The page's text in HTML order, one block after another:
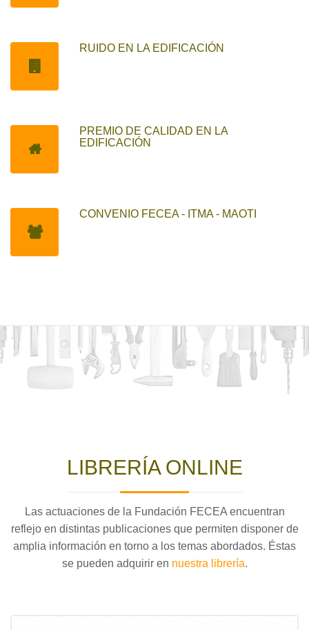
RUIDO EN LA EDIFICACIÓN
PREMIO DE CALIDAD EN LA
EDIFICACIÓN
CONVENIO FECEA - ITMA - MAOTI
LIBRERÍA ONLINE
Las actuaciones de la Fundación FECEA encuentran
reflejo en distintas publicaciones que permiten disponer de
amplia información en torno a los temas abordados. Éstas
se pueden adquirir en nuestra librería.